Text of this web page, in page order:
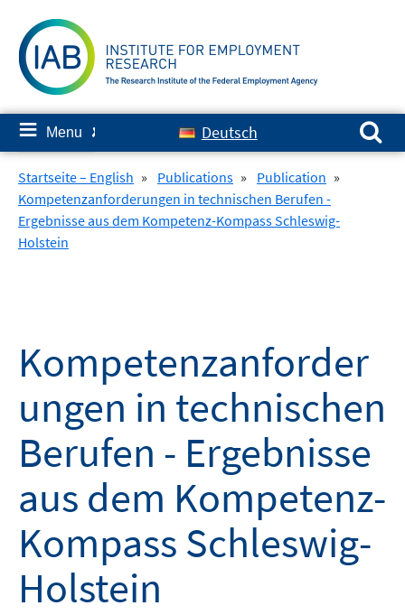
content
≡ Menu ✘ Deutsch
Search for:
Startseite – English » Publications » Publication »
Kompetenzanforderungen in technischen Berufen -
Ergebnisse aus dem Kompetenz-Kompass Schleswig-
Holstein
Kompetenzanforder
ungen in technischen
Berufen - Ergebnisse
aus dem Kompetenz-
Kompass Schleswig-
Holstein